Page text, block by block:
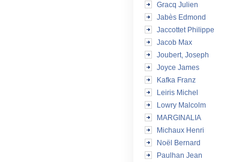
Gracq Julien
Jabès Edmond
Jaccottet Philippe
Jacob Max
Joubert, Joseph
Joyce James
Kafka Franz
Leiris Michel
Lowry Malcolm
MARGINALIA
Michaux Henri
Noël Bernard
Paulhan Jean